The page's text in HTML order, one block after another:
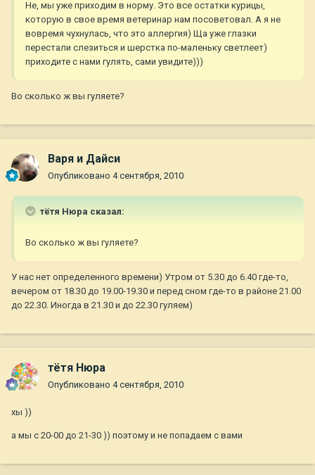
Не, мы уже приходим в норму. Это все остатки курицы,
которую в свое время ветеринар нам посоветовал. А я не
вовремя чухнулась, что это аллергия) Ща уже глазки
перестали слезиться и шерстка по-маленьку светлеет)
приходите с нами гулять, сами увидите)))
Во сколько ж вы гуляете?
Варя и Дайси
Опубликовано 4 сентября, 2010
тётя Нюра сказал:
Во сколько ж вы гуляете?
У нас нет определенного времени) Утром от 5.30 до 6.40 где-то,
вечером от 18.30 до 19.00-19.30 и перед сном где-то в районе 21.00
до 22.30. Иногда в 21.30 и до 22.30 гуляем)
тётя Нюра
Опубликовано 4 сентября, 2010
хы ))
а мы с 20-00 до 21-30 )) поэтому и не попадаем с вами